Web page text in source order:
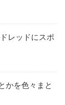
レッドにスポ
かを色々まと